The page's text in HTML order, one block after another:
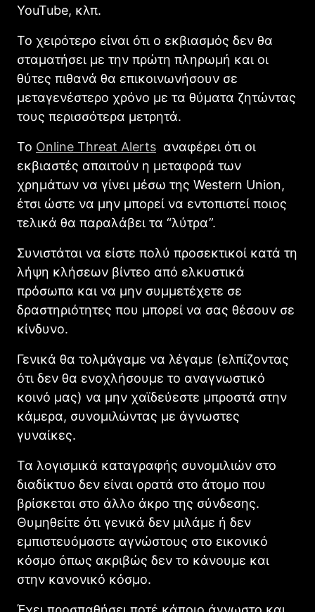
YouTube, κλπ.
Το χειρότερο είναι ότι ο εκβιασμός δεν θα
σταματήσει με την πρώτη πληρωμή και οι
θύτες πιθανά θα επικοινωνήσουν σε
μεταγενέστερο χρόνο με τα θύματα ζητώντας
τους περισσότερα μετρητά.
Το Online Threat Alerts αναφέρει ότι οι
εκβιαστές απαιτούν η μεταφορά των
χρημάτων να γίνει μέσω της Western Union,
έτσι ώστε να μην μπορεί να εντοπιστεί ποιος
τελικά θα παραλάβει τα “λύτρα”.
Συνιστάται να είστε πολύ προσεκτικοί κατά τη
λήψη κλήσεων βίντεο από ελκυστικά
πρόσωπα και να μην συμμετέχετε σε
δραστηριότητες που μπορεί να σας θέσουν σε
κίνδυνο.
Γενικά θα τολμάγαμε να λέγαμε (ελπίζοντας
ότι δεν θα ενοχλήσουμε το αναγνωστικό
κοινό μας) να μην χαϊδεύεστε μπροστά στην
κάμερα, συνομιλώντας με άγνωστες
γυναίκες.
Τα λογισμικά καταγραφής συνομιλιών στο
διαδίκτυο δεν είναι ορατά στο άτομο που
βρίσκεται στο άλλο άκρο της σύνδεσης.
Θυμηθείτε ότι γενικά δεν μιλάμε ή δεν
εμπιστευόμαστε αγνώστους στο εικονικό
κόσμο όπως ακριβώς δεν το κάνουμε και
στην κανονικό κόσμο.